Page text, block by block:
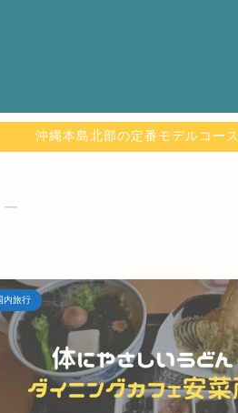
沖縄本島北部の定番モデルコース
―
内旅行